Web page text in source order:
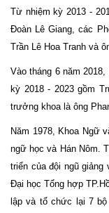
Từ nhiệm kỳ 2013 -
Đoàn Lê Giang, các
Trần Lê Hoa Tranh và
Vào tháng 6 năm
kỳ 2018 - 2023 gồm
trưởng khoa là ông
Năm 1978, Khoa Ngữ
ngữ học và Hán Nôm.
triển của đội ngũ
Đại học Tổng hợp
lập và tổ chức lại 7